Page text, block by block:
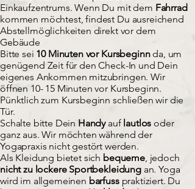
Einkaufzentrums. Wenn Du mit dem Fahrrad
kommen möchtest, findest Du ausreichend
Abstellmöglichkeiten direkt vor dem
Gebäude
Bitte sei 10 Minuten vor Kursbeginnda, um
genügend Zeit für den Check-In und Dein
eigenes Ankommen mitzubringen. Wir
öffnen 10- 15 Minuten vor Kursbeginn.
Pünktlich zum Kursbeginn schließen wir die
Tür.
Schalte bitte Dein Handy auf lautlosoder
ganz aus. Wir möchten während der
Yogapraxis nicht gestört werden.
Als Kleidung bietet sich bequeme, jedoch
nicht zu lockere Sportbekleidungan. Yoga
wird im allgemeinen barfuss praktiziert. Du